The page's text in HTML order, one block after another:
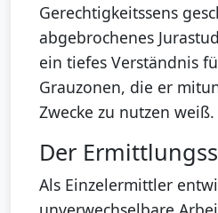
Gerechtigkeitssens
abgebrochenes
ein tiefes Verständnis
Grauzonen, die er
Zwecke zu nutzen weiß.
Der
Als Einzelermittler